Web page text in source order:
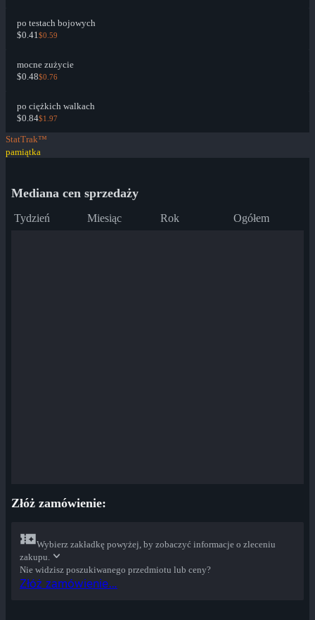
po testach bojowych
$0.41$0.59
mocne zużycie
$0.48$0.76
po ciężkich walkach
$0.84$1.97
StatTrak™
pamiątka
Mediana cen sprzedaży
Tydzień Miesiąc Rok Ogółem
Złóż zamówienie:
Wybierz zakładkę powyżej, by zobaczyć informacje o zleceniu
zakupu.
Nie widzisz poszukiwanego przedmiotu lub ceny?
Złóż zamówienie…